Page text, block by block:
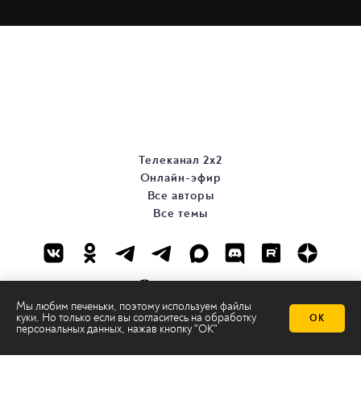
Мы любим печеньки, поэтому используем файлы
куки. Но только если вы согласитесь на обработку
персональных данных, нажав кнопку "ОК"
ОК
Телеканал 2х2
Онлайн-эфир
Все авторы
Все темы
© ООО «ТРК «2Х2», 2026
Правовая информация